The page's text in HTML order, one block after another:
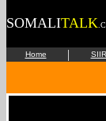
SOMALITALK
Home |